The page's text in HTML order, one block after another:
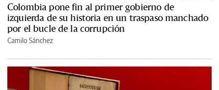
Colombia pone fin al primer gobierno de
izquierda de su historia en un traspaso manchado
por el bucle de la corrupción
Camilo Sánchez